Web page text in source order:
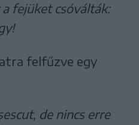
fejüket csóválták:
felfűzve egy
de nincs erre